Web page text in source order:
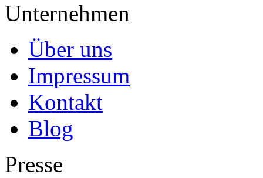
Unternehmen
Über uns
Impressum
Kontakt
Blog
Presse